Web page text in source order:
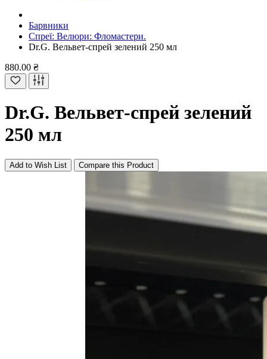
Барвники
Спреї: Велюри: Фломастери.
Dr.G. Вельвет-спрей зелений 250 мл
880.00 ₴
Dr.G. Вельвет-спрей зелений
250 мл
Add to Wish List Compare this Product